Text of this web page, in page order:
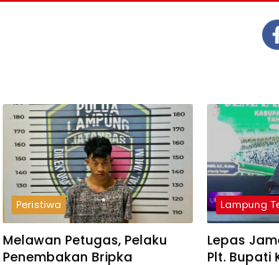
Peristiwa
Melawan Petugas, Pelaku
Penembakan Bripka
Lampung
Lepas
Plt. Bupati